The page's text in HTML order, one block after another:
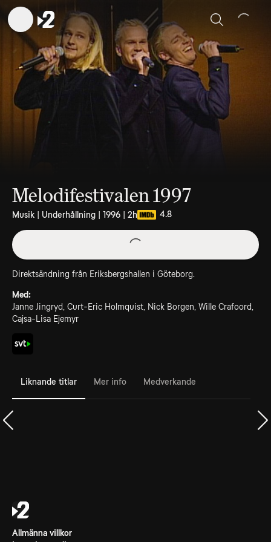
Sök
Melodifestivalen 1997
Musik | Underhållning | 1996 | 2h 4.8
Direktsändning från Eriksbergshallen i Göteborg.
Med:
Janne Jingryd, Curt-Eric Holmquist, Nick Borgen, Wille Crafoord,
Cajsa-Lisa Ejemyr
Liknande titlar Mer info Medverkande
Allmänna villkor